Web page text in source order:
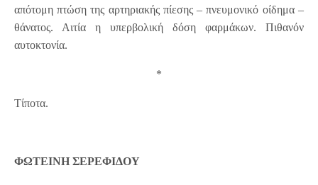
απότομη πτώση της αρτηριακής πίεσης – πνευμονικό οίδημα –
θάνατος. Αιτία η υπερβολική δόση φαρμάκων. Πιθανόν
αυτοκτονία.
*
Τίποτα.
ΦΩΤΕΙΝΗ ΣΕΡΕΦΙΔΟΥ